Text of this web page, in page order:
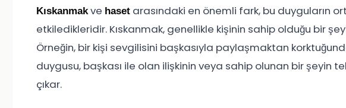
Kıskanmakve haset arasındaki en önemli fark, bu duyguların
etkiledikleridir. Kıskanmak, genellikle kişinin sahip olduğu bir
Örneğin, bir kişi sevgilisini başkasıyla paylaşmaktan korktuğunda
duygusu, başkası ile olan ilişkinin veya sahip olunan bir şeyin
çıkar.